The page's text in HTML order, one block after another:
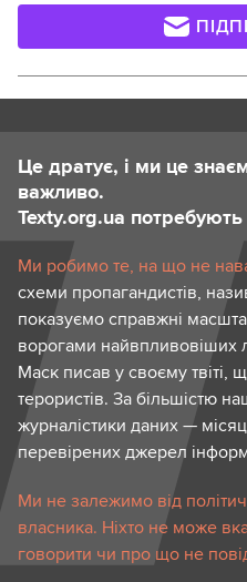
Це дратує, і ми це
важливо.
Texty.org.ua
Ми робимо те, на що не
схеми пропагандистів,
показуємо справжні
ворогами найвпливовіших
Маск писав у своєму твіті,
терористів. За більшістю
журналістики даних —
перевірених джерел
Ми не залежимо від
власника. Ніхто не може
говорити чи про що не